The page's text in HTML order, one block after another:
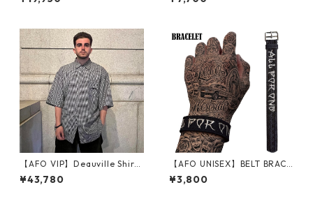
繍 コーチ ジャケット（裏地
ーアーチ ワッペン ロゴ ツバ裏
ップ
【AFO VIP】Deauville Shirts
【BLACK】
¥43,780
【AFO UNISEX】BELT BRACE
LET / ベルト ブレスレット
¥3,800